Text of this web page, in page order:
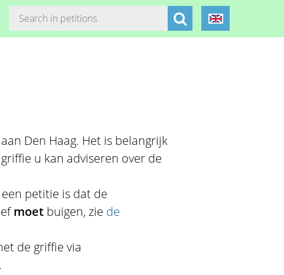
Den Haag. Het is belangrijk
u kan adviseren over de
petitie is dat de
moet buigen, zie de
de griffie via